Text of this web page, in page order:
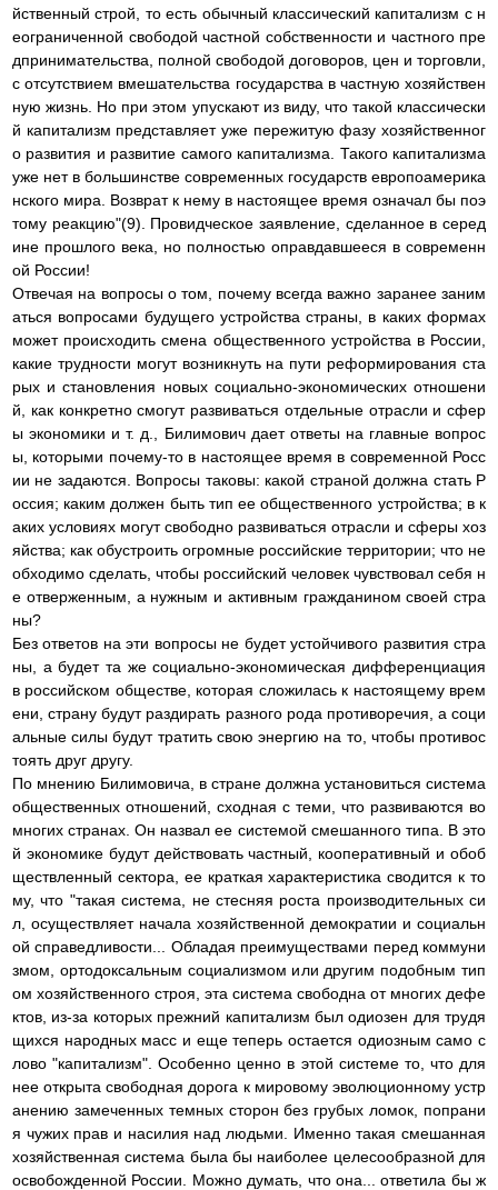
йственный строй, то есть обычный классический капитализм с н
еограниченной свободой частной собственности и частного пре
дпринимательства, полной свободой договоров, цен и торговли,
с отсутствием вмешательства государства в частную хозяйствен
ную жизнь. Но при этом упускают из виду, что такой классически
й капитализм представляет уже пережитую фазу хозяйственног
о развития и развитие самого капитализма. Такого капитализма
уже нет в большинстве современных государств европоамерика
нского мира. Возврат к нему в настоящее время означал бы поэ
тому реакцию"(9). Провидческое заявление, сделанное в серед
ине прошлого века, но полностью оправдавшееся в современн
ой России!
Отвечая на вопросы о том, почему всегда важно заранее заним
аться вопросами будущего устройства страны, в каких формах
может происходить смена общественного устройства в России,
какие трудности могут возникнуть на пути реформирования ста
рых и становления новых социально-экономических отношени
й, как конкретно смогут развиваться отдельные отрасли и сфер
ы экономики и т. д., Билимович дает ответы на главные вопрос
ы, которыми почему-то в настоящее время в современной Росс
ии не задаются. Вопросы таковы: какой страной должна стать Р
оссия; каким должен быть тип ее общественного устройства; в к
аких условиях могут свободно развиваться отрасли и сферы хоз
яйства; как обустроить огромные российские территории; что не
обходимо сделать, чтобы российский человек чувствовал себя н
е отверженным, а нужным и активным гражданином своей стра
ны?
Без ответов на эти вопросы не будет устойчивого развития стра
ны, а будет та же социально-экономическая дифференциация
в российском обществе, которая сложилась к настоящему врем
ени, страну будут раздирать разного рода противоречия, а соци
альные силы будут тратить свою энергию на то, чтобы противос
тоять друг другу.
По мнению Билимовича, в стране должна установиться система
общественных отношений, сходная с теми, что развиваются во
многих странах. Он назвал ее системой смешанного типа. В это
й экономике будут действовать частный, кооперативный и обоб
ществленный сектора, ее краткая характеристика сводится к то
му, что "такая система, не стесняя роста производительных си
л, осуществляет начала хозяйственной демократии и социальн
ой справедливости... Обладая преимуществами перед коммуни
змом, ортодоксальным социализмом или другим подобным тип
ом хозяйственного строя, эта система свободна от многих дефе
ктов, из-за которых прежний капитализм был одиозен для трудя
щихся народных масс и еще теперь остается одиозным само с
лово "капитализм". Особенно ценно в этой системе то, что для
нее открыта свободная дорога к мировому эволюционному устр
анению замеченных темных сторон без грубых ломок, попрани
я чужих прав и насилия над людьми. Именно такая смешанная
хозяйственная система была бы наиболее целесообразной для
освобожденной России. Можно думать, что она... ответила бы ж